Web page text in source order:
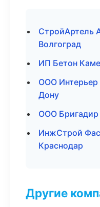
СтройАртель
Волгоград
ИП Бетон
ООО
Дону
ООО
ИнжСтрой
Краснодар
Другие